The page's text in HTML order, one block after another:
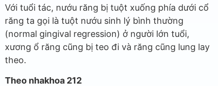
Với tuổi tác, nướu răng bị tuột xuống phía dưới cổ
răng ta gọi là tuột nướu sinh lý bình thường
(normal gingival regression) ở người lớn tuổi,
xương ổ răng cũng bị teo đi và răng cũng lung lay
theo.
Theo nhakhoa 212